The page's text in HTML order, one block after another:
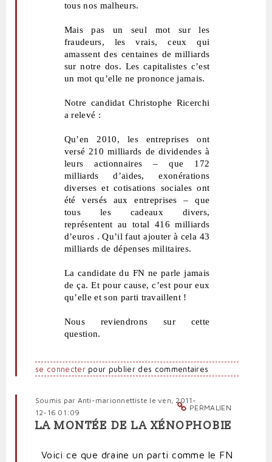
tous nos malheurs.
Mais pas un seul mot sur les
fraudeurs, les vrais, ceux qui
amassent des centaines de milliards
sur notre dos. Les capitalistes c’est
un mot qu’elle ne prononce jamais.
Notre candidat Christophe Ricerchi
a relevé :
Qu’en 2010, les entreprises ont
versé 210 milliards de dividendes à
leurs actionnaires – que 172
milliards d’aides, exonérations
diverses et cotisations sociales ont
été versés aux entreprises – que
tous les cadeaux divers,
représentent au total 416 milliards
d’euros . Qu’il faut ajouter à cela 43
milliards de dépenses militaires.
La candidate du FN ne parle jamais
de ça. Et pour cause, c’est pour eux
qu’elle et son parti travaillent !
Nous reviendrons sur cette
question.
se connecterpour publier des commentaires
PERMALIEN
Soumis par Anti-marionnettiste le ven, 2011-
12-16 01:09
LA MONTÉE DE LA XÉNOPHOBIE
Voici ce que draine un parti comme le FN